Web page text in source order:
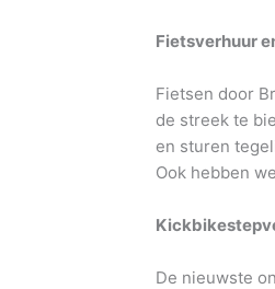
Fietsverhuur
Fietsen door
de streek te
en sturen
Ook hebben
De nieuwste